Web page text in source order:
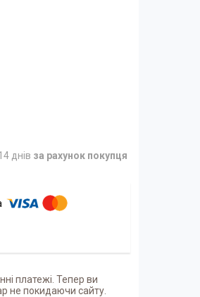
днів за рахунок покупця
платежі. Тепер ви
не покидаючи сайту.